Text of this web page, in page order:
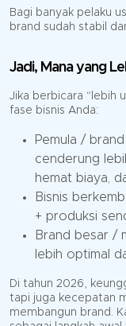
Bagi banyak pelaku
brand sudah stabil
Jadi, Mana yang
Jika berbicara “lebih
fase bisnis Anda:
Pemula /
cenderung
hemat biaya,
Bisnis
+ produksi
Brand besar /
lebih optimal
Di tahun 2026,
tapi juga kecepatan
membangun brand.